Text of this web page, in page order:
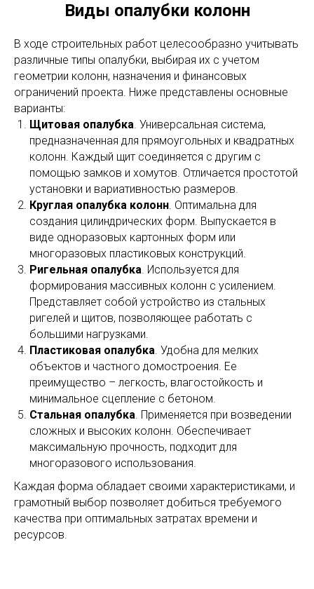
Виды опалубки колонн
В ходе строительных работ целесообразно учитывать
различные типы опалубки, выбирая их с учетом
геометрии колонн, назначения и финансовых
ограничений проекта. Ниже представлены основные
варианты:
Щитовая опалубка. Универсальная система,
предназначенная для прямоугольных и квадратных
колонн. Каждый щит соединяется с другим с
помощью замков и хомутов. Отличается простотой
установки и вариативностью размеров.
Круглая опалубка колонн. Оптимальна для
создания цилиндрических форм. Выпускается в
виде одноразовых картонных форм или
многоразовых пластиковых конструкций.
Ригельная опалубка. Используется для
формирования массивных колонн с усилением.
Представляет собой устройство из стальных
ригелей и щитов, позволяющее работать с
большими нагрузками.
Пластиковая опалубка. Удобна для мелких
объектов и частного домостроения. Ее
преимущество – легкость, влагостойкость и
минимальное сцепление с бетоном.
Стальная опалубка. Применяется при возведении
сложных и высоких колонн. Обеспечивает
максимальную прочность, подходит для
многоразового использования.
Каждая форма обладает своими характеристиками, и
грамотный выбор позволяет добиться требуемого
качества при оптимальных затратах времени и
ресурсов.